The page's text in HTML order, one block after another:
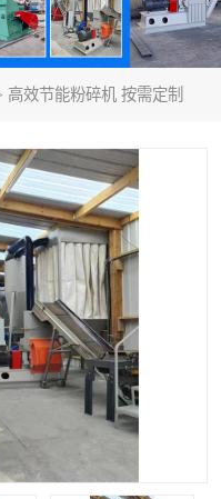
高效节能粉碎机 按需定制
料颗粒机
屑颗粒机
秆粉碎机
片粉碎机
却机
粒燃烧机
筒筛分机